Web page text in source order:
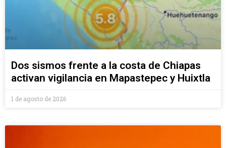
Dos sismos frente a la costa de Chiapas
activan vigilancia en Mapastepec y Huixtla
1 de agosto de 2026